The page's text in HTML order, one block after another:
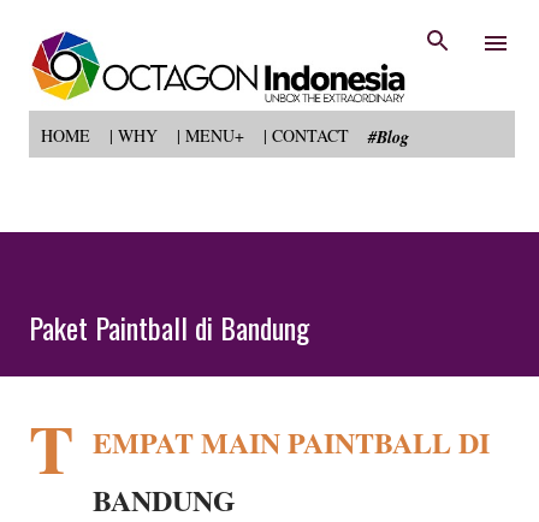
HOME | WHY | MENU+ | CONTACT #Blog
Paket Paintball di Bandung
T EMPAT MAIN PAINTBALL DI
BANDUNG